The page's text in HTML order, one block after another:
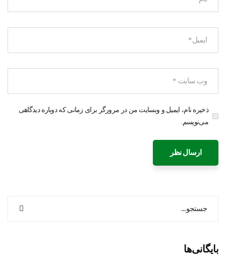
ذخیره نام، ایمیل و وبسایت من در مرورگر برای زمانی که دوباره دیدگاهی
می‌نویسم.
بایگانی‌ها